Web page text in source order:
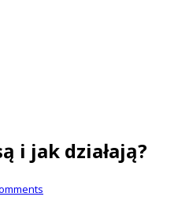
i jak działają?